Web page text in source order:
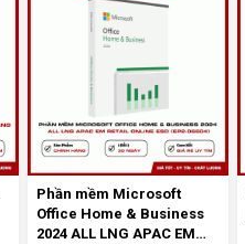
Phần mềm Microsoft
Office Home & Business
2024 ALL LNG APAC EM